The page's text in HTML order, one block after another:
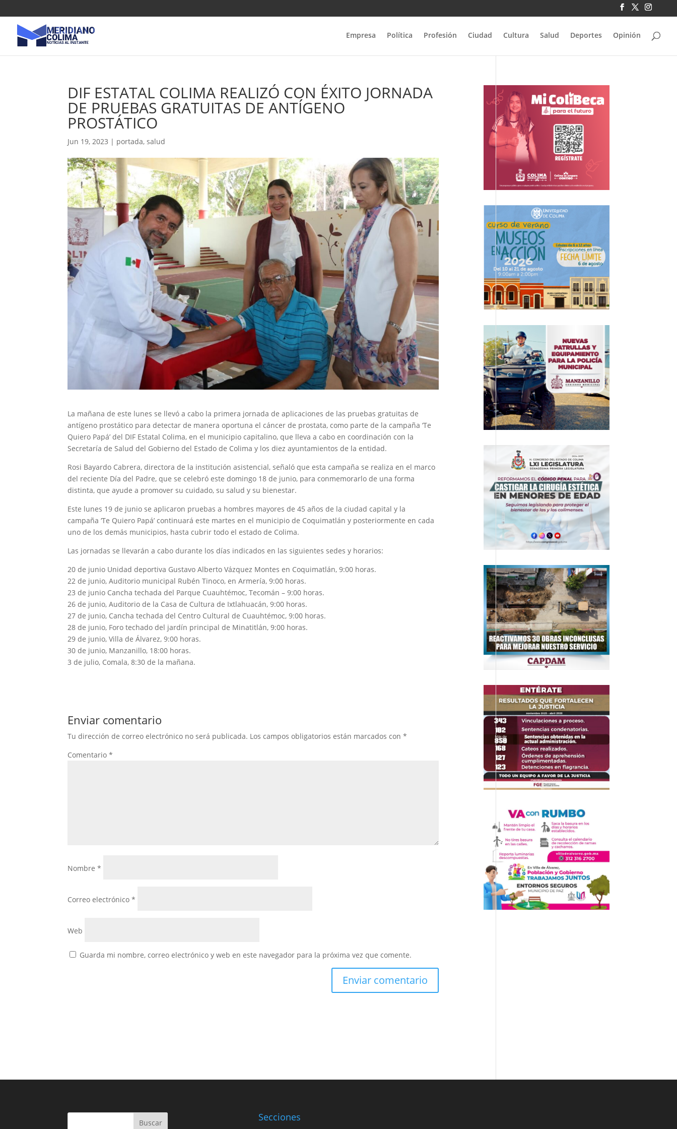
Empresa Política Profesión Ciudad Cultura Salud Deportes Opinión
DIF ESTATAL COLIMA REALIZÓ CON ÉXITO JORNADA
DE PRUEBAS GRATUITAS DE ANTÍGENO
PROSTÁTICO
Jun 19, 2023 | portada,salud
La mañana de este lunes se llevó a cabo la primera jornada de aplicaciones de las pruebas gratuitas de
antígeno prostático para detectar de manera oportuna el cáncer de prostata, como parte de la campaña ‘Te
Quiero Papá’ del DIF Estatal Colima, en el municipio capitalino, que lleva a cabo en coordinación con la
Secretaría de Salud del Gobierno del Estado de Colima y los diez ayuntamientos de la entidad.
Rosi Bayardo Cabrera, directora de la institución asistencial, señaló que esta campaña se realiza en el marco
del reciente Día del Padre, que se celebró este domingo 18 de junio, para conmemorarlo de una forma
distinta, que ayude a promover su cuidado, su salud y su bienestar.
Este lunes 19 de junio se aplicaron pruebas a hombres mayores de 45 años de la ciudad capital y la
campaña ‘Te Quiero Papá’ continuará este martes en el municipio de Coquimatlán y posteriormente en cada
uno de los demás municipios, hasta cubrir todo el estado de Colima.
Las jornadas se llevarán a cabo durante los días indicados en las siguientes sedes y horarios:
20 de junio Unidad deportiva Gustavo Alberto Vázquez Montes en Coquimatlán, 9:00 horas.
22 de junio, Auditorio municipal Rubén Tinoco, en Armería, 9:00 horas.
23 de junio Cancha techada del Parque Cuauhtémoc, Tecomán – 9:00 horas.
26 de junio, Auditorio de la Casa de Cultura de Ixtlahuacán, 9:00 horas.
27 de junio, Cancha techada del Centro Cultural de Cuauhtémoc, 9:00 horas.
28 de junio, Foro techado del jardín principal de Minatitlán, 9:00 horas.
29 de junio, Villa de Álvarez, 9:00 horas.
30 de junio, Manzanillo, 18:00 horas.
3 de julio, Comala, 8:30 de la mañana.
Enviar comentario
Tu dirección de correo electrónico no será publicada. Los campos obligatorios están marcados con*
Comentario*
Nombre*
Correo electrónico*
Web
Guarda mi nombre, correo electrónico y web en este navegador para la próxima vez que comente.
Buscar Secciones